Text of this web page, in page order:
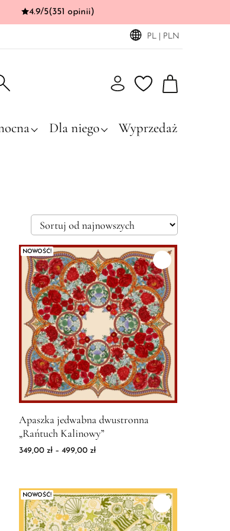
4.9/5(351 opinii)
PL | PLN
Dla niego Wyprzedaż
do 499,00 zł
NOWOŚĆ!
Apaszka jedwabna dwustronna
„Rańtuch Kalinowy”
349,00 zł – 499,00 złZakres cen: od 349,00 zł do 499,00
NOWOŚĆ!